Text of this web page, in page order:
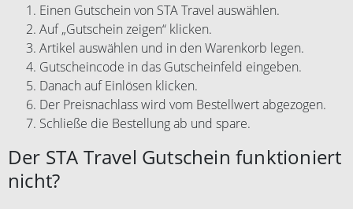
Einen Gutschein von STA Travel auswählen.
Auf „Gutschein zeigen“ klicken.
Artikel auswählen und in den Warenkorb legen.
Gutscheincode in das Gutscheinfeld eingeben.
Danach auf Einlösen klicken.
Der Preisnachlass wird vom Bestellwert abgezogen.
Schließe die Bestellung ab und spare.
Der STA Travel Gutschein funktioniert
nicht?